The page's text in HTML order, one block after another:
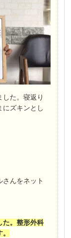
た。寝返り
にズキンとし
んをネット
た。整形外科